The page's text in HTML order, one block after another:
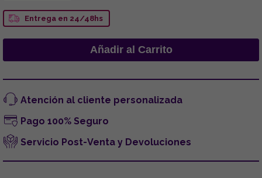
Entrega en 24/48hs
Atención al cliente personalizada
Pago 100% Seguro
Servicio Post-Venta y Devoluciones